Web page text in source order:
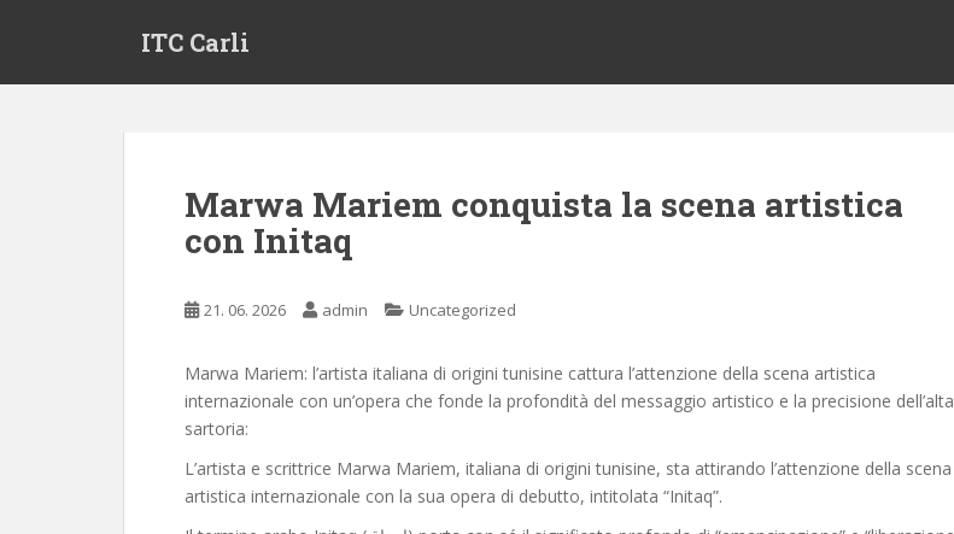
ITC Carli
Marwa Mariem conquista la scena artistica
con Initaq
21. 06. 2026 admin Uncategorized
Marwa Mariem: l’artista italiana di origini tunisine cattura l’attenzione della scena artistica
internazionale con un’opera che fonde la profondità del messaggio artistico e la precisione dell’alta
sartoria​:
​L’artista e scrittrice Marwa Mariem, italiana di origini tunisine, sta attirando l’attenzione della scena
artistica internazionale con la sua opera di debutto, intitolata “Initaq”.